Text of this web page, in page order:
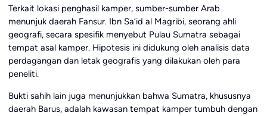
Terkait lokasi penghasil kamper, sumber-sumber Arab
menunjuk daerah Fansur. Ibn Sa’id al Magribi, seorang ahli
geografi, secara spesifik menyebut Pulau Sumatra sebagai
tempat asal kamper. Hipotesis ini didukung oleh analisis data
perdagangan dan letak geografis yang dilakukan oleh para
peneliti.
Bukti sahih lain juga menunjukkan bahwa Sumatra, khususnya
daerah Barus, adalah kawasan tempat kamper tumbuh dengan